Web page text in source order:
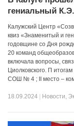
гениальный
Калужский Центр
квиз «Знаменитый и
годовщине со Дня
20 команд
включала вопросы,
Циолковского. П
СОШ № 4 ; II место –
18.09.2024 Новости,